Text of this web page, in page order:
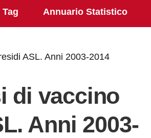
Tag Annuario Statistico
ASL. Anni 2003-2014
di vaccino
Anni 2003-